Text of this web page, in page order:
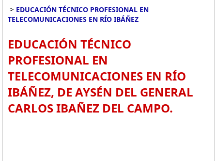
> EDUCACIÓN TÉCNICO PROFESIONAL EN
TELECOMUNICACIONES EN RÍO IBÁÑEZ
EDUCACIÓN TÉCNICO
PROFESIONAL EN
TELECOMUNICACIONES EN RÍO
IBÁÑEZ, DE AYSÉN DEL GENERAL
CARLOS IBAÑEZ DEL CAMPO.